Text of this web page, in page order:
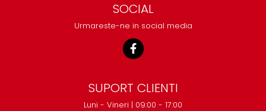
SOCIAL
Urmareste-ne in social media
SUPORT CLIENTI
Luni - Vineri | 09:00 - 17:00